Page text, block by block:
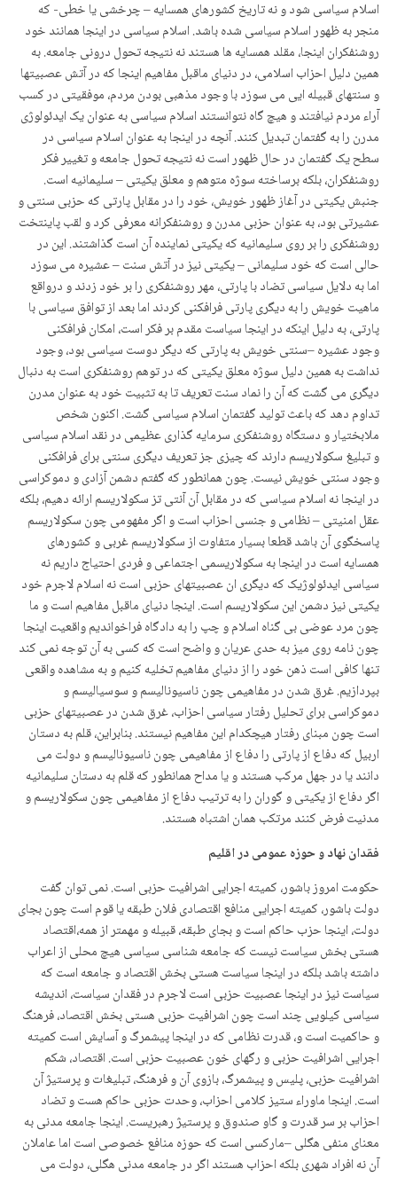
اسلام سیاسی شود و نه تاریخ کشورهای همسایه – چرخشی یا خطی- که
منجر به ظهور اسلام سیاسی شده باشد. اسلام سیاسی در اینجا همانند خود
روشنفکران اینجا، مقلد همسایه ها هستند نه نتیجه تحول درونی جامعه. به
همین دلیل احزاب اسلامی، در دنیای ماقبل مفاهیم اینجا که در آتش عصبیتها
و سنتهای قبیله ایی می سوزد با وجود مذهبی بودن مردم، موفقیتی در کسب
آراء مردم نیافتند و هیچ گاه نتوانستند اسلام سیاسی به عنوان یک ایدئولوژی
مدرن را به گفتمان تبدیل کنند. آنچه در اینجا به عنوان اسلام سیاسی در
سطح یک گفتمان در حال ظهور است نه نتیجه تحول جامعه و تغییر فکر
روشنفکران، بلکه برساخته سوژه متوهم و معلق یکیتی – سلیمانیه است.
جنبش یکیتی در آغاز ظهور خویش، خود را در مقابل پارتی که حزبی سنتی و
عشیرتی بود، به عنوان حزبی مدرن و روشنفکرانه معرفی کرد و لقب پاینتخت
روشنفکری را بر روی سلیمانیه که یکیتی نماینده آن است گذاشتند. این در
حالی است که خود سلیمانی – یکیتی نیز در آتش سنت – عشیره می سوزد
اما به دلایل سیاسی تضاد با پارتی، مهر روشنفکری را بر خود زدند و درواقع
ماهیت خویش را به دیگری پارتی فرافکنی کردند اما بعد از توافق سیاسی با
پارتی، به دلیل اینکه در اینجا سیاست مقدم بر فکر است، امکان فرافکنی
وجود عشیره –سنتی خویش به پارتی که دیگر دوست سیاسی بود، وجود
نداشت به همین دلیل سوژه معلق یکیتی که در توهم روشنفکری است به دنبال
دیگری می گشت که آن را نماد سنت تعریف تا به تثبیت خود به عنوان مدرن
تداوم دهد که باعث تولید گفتمان اسلام سیاسی گشت. اکنون شخص
ملابختیار و دستگاه روشنفکری سرمایه گذاری عظیمی در نقد اسلام سیاسی
و تبلیغ سکولاریسم دارند که چیزی جز تعریف دیگری سنتی برای فرافکنی
وجود سنتی خویش نیست. چون همانطور که گفتم دشمن آزادی و دموکراسی
در اینجا نه اسلام سیاسی که در مقابل آن آنتی تز سکولاریسم ارائه دهیم، بلکه
عقل امنیتی – نظامی و جنسی احزاب است و اگر مفهومی چون سکولاریسم
پاسخگوی آن باشد قطعا بسیار متفاوت از سکولاریسم غربی و کشورهای
همسایه است در اینجا به سکولاریسمی اجتماعی و فردی احتیاج داریم نه
سیاسی ایدئولوژیک که دیگری ان عصبیتهای حزبی است نه اسلام لاجرم خود
یکیتی نیز دشمن این سکولاریسم است. اینجا دنیای ماقبل مفاهیم است و ما
چون مرد عوضی بی گناه اسلام و چپ را به دادگاه فراخواندیم واقعیت اینجا
چون نامه روی میز به حدی عریان و واضح است که کسی به آن توجه نمی کند
تنها کافی است ذهن خود را از دنیای مفاهیم تخلیه کنیم و به مشاهده واقعی
بپردازیم. غرق شدن در مفاهیمی چون ناسیونالیسم و سوسیالیسم و
دموکراسی برای تحلیل رفتار سیاسی احزاب، غرق شدن در عصبیتهای حزبی
است چون مبنای رفتار هیچکدام این مفاهیم نیستند. بنابراین، قلم به دستان
اربیل که دفاع از پارتی را دفاع از مفاهیمی چون ناسیونالیسم و دولت می
دانند یا در جهل مرکب هستند و یا مداح همانطور که قلم به دستان سلیمانیه
اگر دفاع از یکیتی و گوران را به ترتیب دفاع از مفاهیمی چون سکولاریسم و
مدنیت فرض کنند مرتکب همان اشتباه هستند.
فقدان نهاد و حوزه عمومی در اقلیم
حکومت امروز باشور، کمیته اجرایی اشرافیت حزبی است. نمی توان گفت
دولت باشور، کمیته اجرایی منافع اقتصادی فلان طبقه یا قوم است چون بجای
دولت، اینجا حزب حاکم است و بجای طبقه، قبیلە و مهمتر از همه،اقتصاد
هستی بخش سیاست نیست که جامعه شناسی سیاسی هیچ محلی از اعراب
داشته باشد بلکه در اینجا سیاست هستی بخش اقتصاد و جامعه است که
سیاست نیز در اینجا عصبیت حزبی است لاجرم در فقدان سیاست، اندیشه
سیاسی کیلویی چند است چون اشرافیت حزبی هستی بخش اقتصاد، فرهنگ
و حاکمیت است و، قدرت نظامی که در اینجا پیشمرگ و آسایش است کمیته
اجرایی اشرافیت حزبی و رگهای خون عصبیت حزبی است. اقتصاد، شکم
اشرافیت حزبی، پلیس و پیشمرگ، بازوی آن و فرهنگ، تبلیغات و پرستیژ آن
است. اینجا ماوراء ستیز کلامی احزاب، وحدت حزبی حاکم هست و تضاد
احزاب بر سر قدرت و گاو صندوق و پرستیژ رهبریست. اینجا جامعه مدنی به
معنای منفی هگلی –مارکسی است که حوزه منافع خصوصی است اما عاملان
آن نه افراد شهری بلکه احزاب هستند اگر در جامعه مدنی هگلی، دولت می